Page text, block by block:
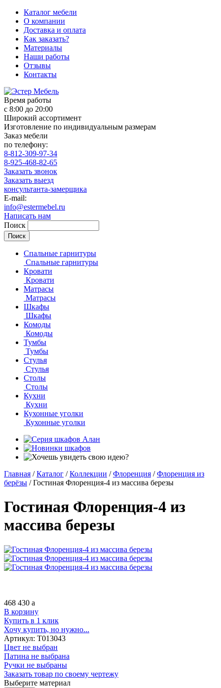
Каталог мебели
О компании
Доставка и оплата
Как заказать?
Материалы
Наши работы
Отзывы
Контакты
Время работы
с 8:00 до 20:00
Широкий ассортимент
Изготовление по индивидуальным размерам
Заказ мебели
по телефону:
8-812-309-97-34
8-925-468-82-65
Заказать звонок
Заказать выезд
консультанта-замерщика
E-mail:
info@estermebel.ru
Написать нам
Поиск
Спальные гарнитуры
Спальные гарнитуры
Кровати
Кровати
Матрасы
Матрасы
Шкафы
Шкафы
Комоды
Комоды
Тумбы
Тумбы
Стулья
Стулья
Столы
Столы
Кухни
Кухни
Кухонные уголки
Кухонные уголки
Главная / Каталог / Коллекции / Флоренция / Флоренция из
берёзы / Гостиная Флоренция-4 из массива березы
Гостиная Флоренция-4 из
массива березы
468 430 a
В корзину
Купить в 1 клик
Хочу купить, но нужно...
Артикул: Т013043
Цвет не выбран
Патина не выбрана
Ручки не выбраны
Заказать товар по своему чертежу
Выберите материал